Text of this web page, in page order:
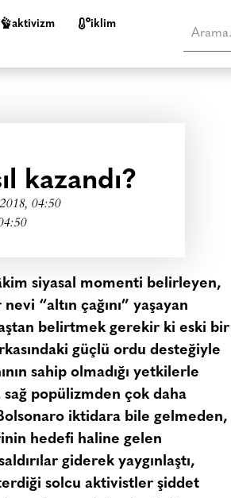
aktivizm i̇klim
kazandı?
04:50
siyasal momenti belirleyen,
“altın çağını” yaşayan
belirtmek gerekir ki eski bir
güçlü ordu desteğiyle
sahip olmadığı yetkilerle
popülizmden çok daha
iktidara bile gelmeden,
hedefi haline gelen
giderek yaygınlaştı,
solcu aktivistler şiddet